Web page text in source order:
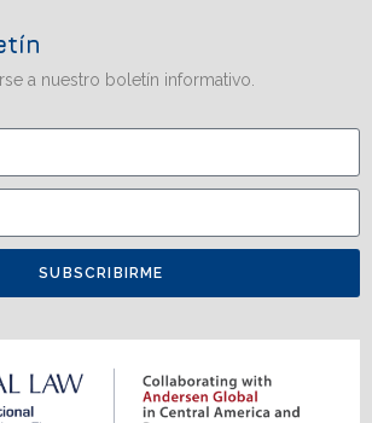
a nuestro boletín informativo.
SUBSCRIBIRME